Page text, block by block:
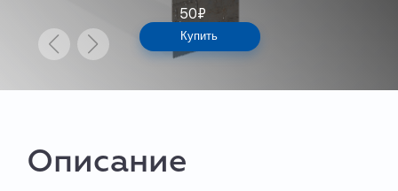
50₽
Купить
Описание